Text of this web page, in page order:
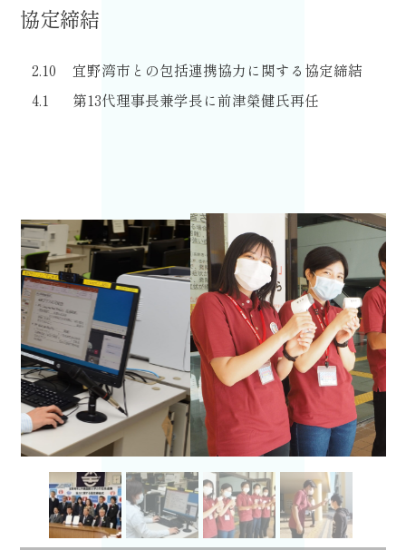
協定締結
2.10
宜野湾市との包括連携協力に関する協定締結
4.1
第13代理事長兼学長に前津榮健氏再任